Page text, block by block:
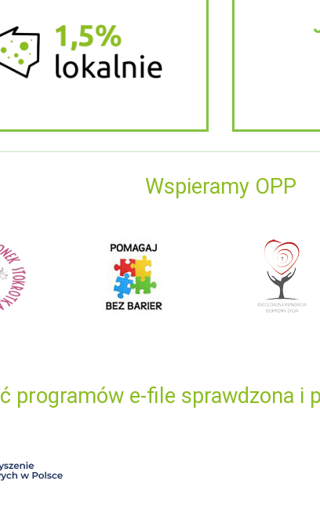
Wspieramy OPP
programów e-file sprawdzona i